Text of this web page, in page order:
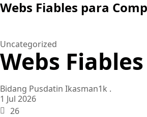
Webs Fiables para
Uncategorized
Webs
Bidang Pusdatin Ikasman1k .
1 Jul 2026
26